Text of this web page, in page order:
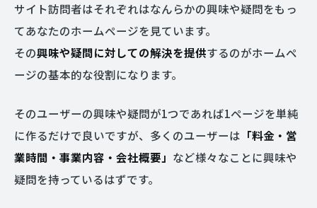
サイト訪問者はそれぞれはなんらかの興味や疑問をもっ
てあなたのホームページを見ています。
その興味や疑問に対しての解決を提供するのがホームペ
ージの基本的な役割になります。
そのユーザーの興味や疑問が1つであれば1ページを単純
に作るだけで良いですが、多くのユーザーは 「料金・営
業時間・事業内容・会社概要」 など様々なことに興味や
疑問を持っているはずです。